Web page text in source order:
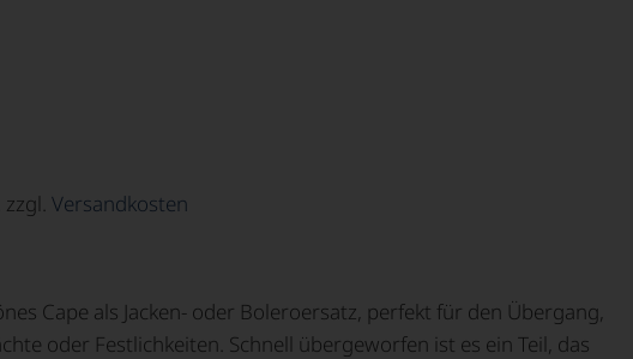
zzgl. Versandkosten
Cape als Jacken- oder Boleroersatz, perfekt für den Übergang,
oder Festlichkeiten. Schnell übergeworfen ist es ein Teil, das